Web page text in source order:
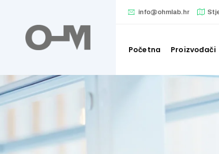
content
info@ohmlab.hr
Početna Proizvođači